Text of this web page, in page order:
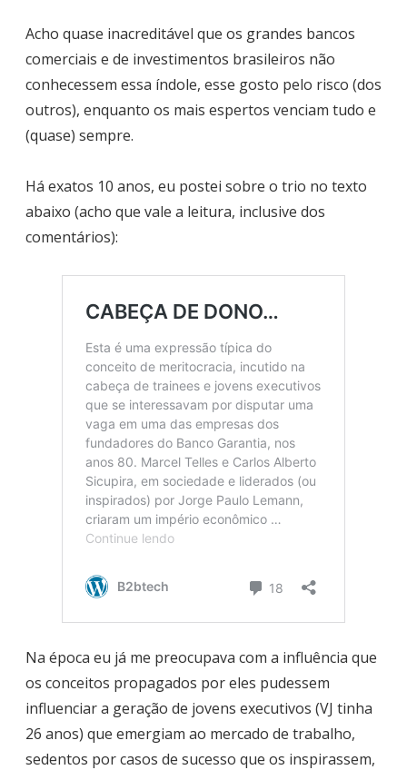
Acho quase inacreditável que os grandes bancos
comerciais e de investimentos brasileiros não
conhecessem essa índole, esse gosto pelo risco (dos
outros), enquanto os mais espertos venciam tudo e
(quase) sempre.
Há exatos 10 anos, eu postei sobre o trio no texto
abaixo (acho que vale a leitura, inclusive dos
comentários):
Na época eu já me preocupava com a influência que
os conceitos propagados por eles pudessem
influenciar a geração de jovens executivos (VJ tinha
26 anos) que emergiam ao mercado de trabalho,
sedentos por casos de sucesso que os inspirassem,